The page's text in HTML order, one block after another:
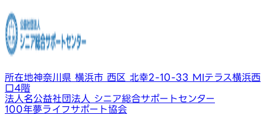
所在地神奈川県 横浜市 西区 北幸2-10-33 MIテラス横浜西
口4階
法人名公益社団法人 シニア総合サポートセンター
100年夢ライフサポート協会